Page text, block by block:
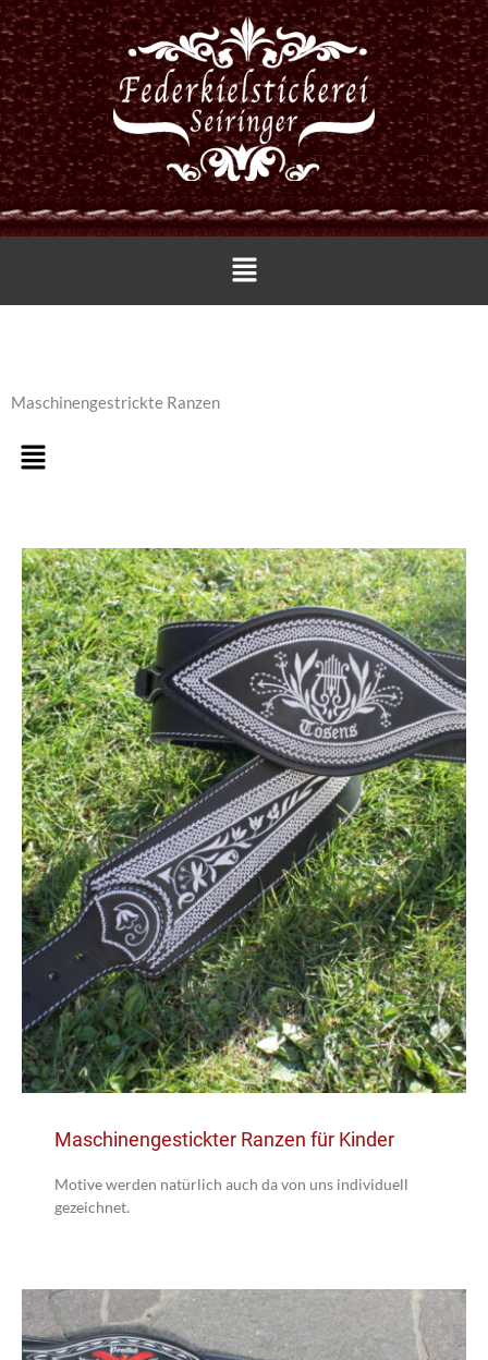
Zum
Inhalt
springen
Menü
Maschinengestrickte Ranzen
Maschinengestickter Ranzen für Kinder
Motive werden natürlich auch da von uns individuell
gezeichnet.